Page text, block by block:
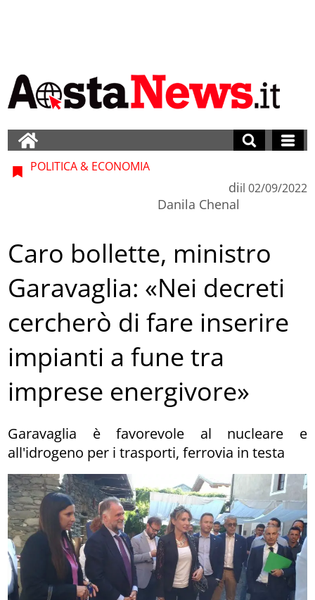
POLITICA & ECONOMIA
di
Danila Chenal
il 02/09/2022
Caro bollette, ministro
Garavaglia: «Nei decreti
cercherò di fare inserire
impianti a fune tra
imprese energivore»
Garavaglia è favorevole al nucleare e
all'idrogeno per i trasporti, ferrovia in testa